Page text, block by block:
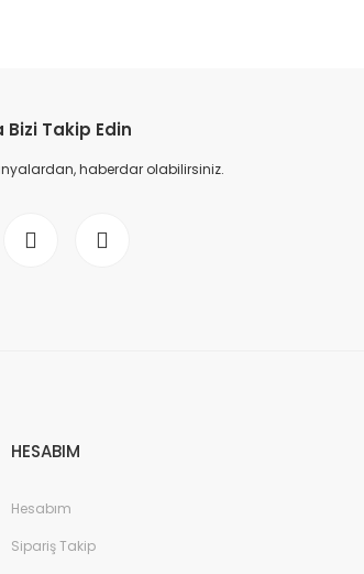
Takip Edin
haberdar olabilirsiniz.
HESABIM
Hesabım
Sipariş Takip